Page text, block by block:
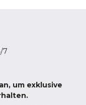
7
um exklusive